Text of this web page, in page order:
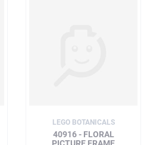
LEGO BOTANICALS
40916 - FLORAL
PICTURE FRAME